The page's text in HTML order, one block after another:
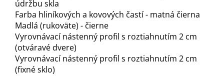
údržbu skla
Farba hliníkových a kovových častí - matná čierna
Madlá (rukoväte) - čierne
Vyrovnávací nástenný profil s roztiahnutím 2 cm
(otváravé dvere)
Vyrovnávací nástenný profil s roztiahnutím 2 cm
(fixné sklo)